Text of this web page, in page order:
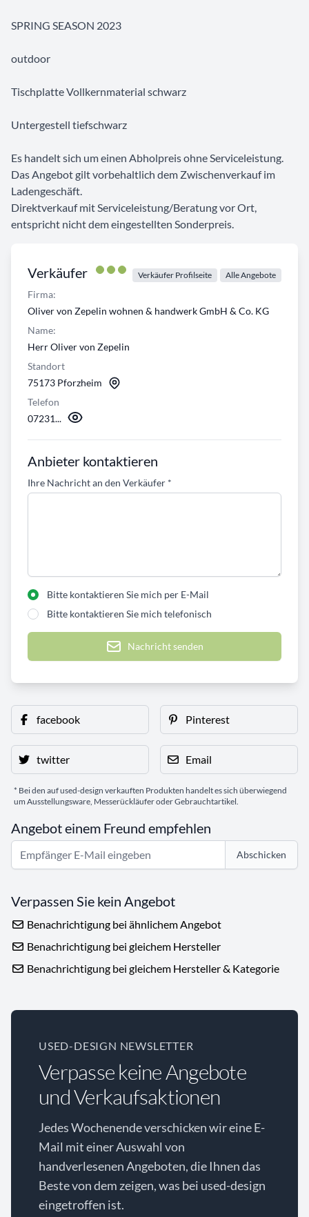
Verkäufer Verkäufer Profilseite Alle Angebote
Firma:
Oliver von Zepelin wohnen & handwerk GmbH & Co. KG
Name:
Herr Oliver von Zepelin
Standort
75173 Pforzheim
Telefon
07231...
Anbieter kontaktieren
Ihre Nachricht an den Verkäufer *
Bitte kontaktieren Sie mich per E-Mail
Bitte kontaktieren Sie mich telefonisch
Nachricht senden
SPRING SEASON 2023
outdoor
Tischplatte Vollkernmaterial schwarz
Untergestell tiefschwarz
Es handelt sich um einen Abholpreis ohne Serviceleistung.
Das Angebot gilt vorbehaltlich dem Zwischenverkauf im
Ladengeschäft.
Direktverkauf mit Serviceleistung/Beratung vor Ort,
entspricht nicht dem eingestellten Sonderpreis.
facebook Pinterest
twitter Email
* Bei den auf used-design verkauften Produkten handelt es sich überwiegend
um Ausstellungsware, Messerückläufer oder Gebrauchtartikel.
Angebot einem Freund empfehlen
Abschicken
Verpassen Sie kein Angebot
Benachrichtigung bei ähnlichem Angebot
Benachrichtigung bei gleichem Hersteller
Benachrichtigung bei gleichem Hersteller & Kategorie
USED-DESIGN NEWSLETTER
Verpasse keine Angebote
und Verkaufsaktionen
Jedes Wochenende verschicken wir eine E-
Mail mit einer Auswahl von
handverlesenen Angeboten, die Ihnen das
Beste von dem zeigen, was bei used-design
eingetroffen ist.